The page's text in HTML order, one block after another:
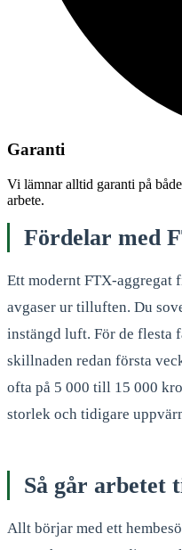
Garanti
Vi lämnar alltid garanti på
arbete.
Fördelar med
Ett modernt FTX-
avgaser ur tilluften. Du
instängd luft. För de flesta
skillnaden redan första
ofta på 5 000 till 15 000
storlek och tidigare
Så går arbetet
Allt börjar med ett